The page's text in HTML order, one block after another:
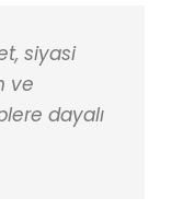
siyasi
ve
dayalı